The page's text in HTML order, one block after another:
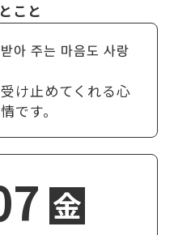
こと
아 주는 마음도 사랑
け止めてくれる心
です。
金